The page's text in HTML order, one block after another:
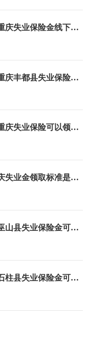
2023重庆网上申领失业保险金的步骤 重庆失业保险金线下申领流程
2023丰都县失业保险金发放标准 2023重庆丰都县失业保险金多少钱一个月
2023年重庆失业保险领取期限 2023年重庆失业保险可以领多久
2023年重庆失业金领取标准 2023年重庆失业金领取标准是多少
2023巫山县失业保险金发放标准 重庆巫山县失业保险金可以领多长时间
2023石柱县失业保险金发放标准 重庆石柱县失业保险金可以领多长时间